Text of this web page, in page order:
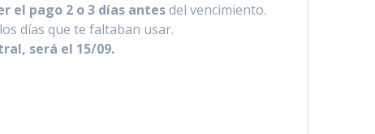
el pago 2 o 3 días antesdel vencimiento.
días que te faltaban usar.
será el 15/09.